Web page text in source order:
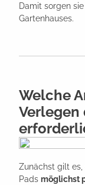
Damit sorgen
Gartenhauses.
Welche
Verlegen
Zunächst gilt
Pads möglichst